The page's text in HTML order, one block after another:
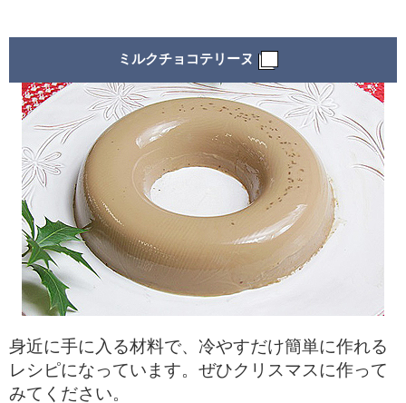
ミルクチョコテリーヌ
身近に手に入る材料で、冷やすだけ簡単に作れる
レシピになっています。ぜひクリスマスに作って
みてください。